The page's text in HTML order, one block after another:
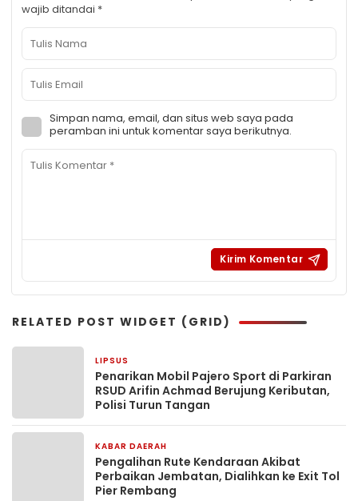
wajib ditandai *
Simpan nama, email, dan situs web saya pada
peramban ini untuk komentar saya berikutnya.
RELATED POST WIDGET (GRID)
LIPSUS
Penarikan Mobil Pajero Sport di Parkiran
RSUD Arifin Achmad Berujung Keributan,
Polisi Turun Tangan
KABAR DAERAH
Pengalihan Rute Kendaraan Akibat
Perbaikan Jembatan, Dialihkan ke Exit Tol
Pier Rembang